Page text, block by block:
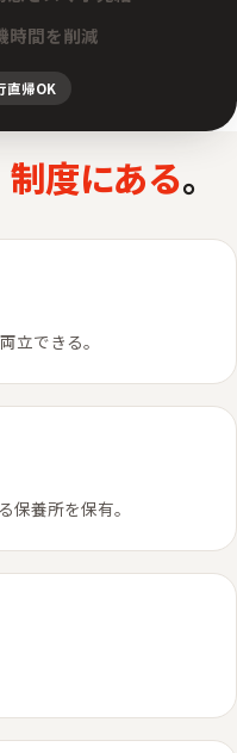
時間を削減
直帰OK
制度にある。
立できる。
保養所を保有。